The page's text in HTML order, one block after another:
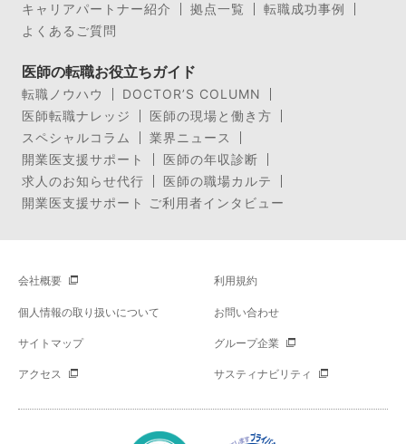
キャリアパートナー紹介
拠点一覧
転職成功事例
よくあるご質問
医師の転職お役立ちガイド
転職ノウハウ
DOCTOR’S COLUMN
医師転職ナレッジ
医師の現場と働き方
スペシャルコラム
業界ニュース
開業医支援サポート
医師の年収診断
求人のお知らせ代行
医師の職場カルテ
開業医支援サポート ご利用者インタビュー
会社概要 利用規約
個人情報の取り扱いについて お問い合わせ
サイトマップ グループ企業
アクセス サスティナビリティ